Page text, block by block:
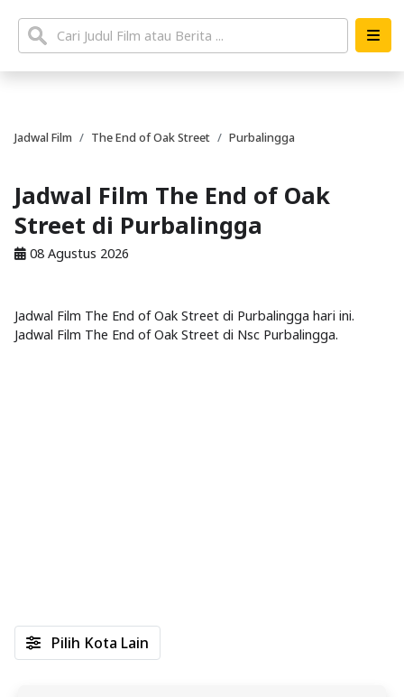
Jadwal Film The End of Oak Street Purbalingga
Jadwal Film The End of Oak
Street di Purbalingga
08 Agustus 2026
Jadwal Film The End of Oak Street di Purbalingga hari ini.
Jadwal Film The End of Oak Street di Nsc Purbalingga.
Pilih Kota Lain